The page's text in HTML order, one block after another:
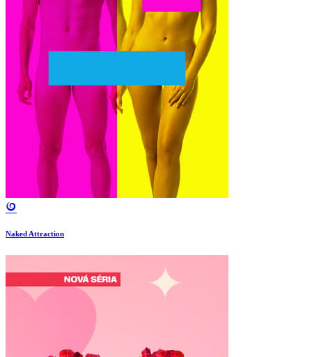
Naked Attraction